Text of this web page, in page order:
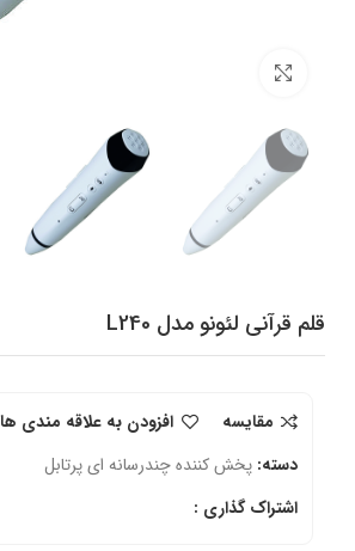
قلم قرآنی لئونو مدل L240
مقایسه
افزودن به علاقه مندی ها
دسته: پخش کننده چندرسانه ای پرتابل
اشتراک گذاری :